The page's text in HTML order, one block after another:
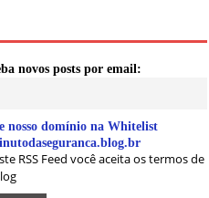
novos posts por email:
nosso domínio na Whitelist
RSS Feed você aceita os termos de